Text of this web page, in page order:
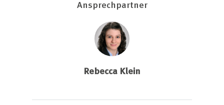
Ansprechpartner
Rebecca Klein